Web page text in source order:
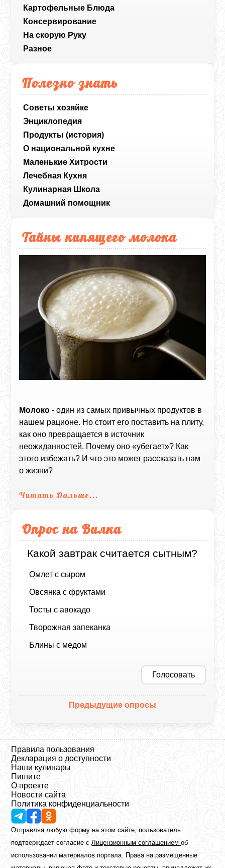
Картофельные Блюда
Консервирование
На скорую Руку
Разное
Полезно знать
Советы хозяйке
Энциклопедия
Продукты (история)
О национальной кухне
Маленькие Хитрости
Лечебная Кухня
Кулинарная Школа
Домашний помощник
Тайны кипящего молока
Молоко - один из самых привычных продуктов в
нашем рационе. Но стоит его поставить на плиту,
как оно превращается в источник
неожиданностей. Почему оно «убегает»? Как
этого избежать? И что это может рассказать нам
о жизни?
Читать Дальше...
Опрос на Вилка
Какой завтрак считается сытным?
Омлет с сыром
Овсянка с фруктами
Тосты с авокадо
Творожная запеканка
Блины с медом
Голосовать
Предыдущие опросы
Правила пользования
Декларация о доступности
Наши кулинары
Пишите
О проекте
Новости сайта
Политика конфиденциальности
Отправляя любую форму на этом сайте, пользователь
подтверждает согласие сЛицензионным соглашениемоб
использовании материалов портала. Права на размещённые